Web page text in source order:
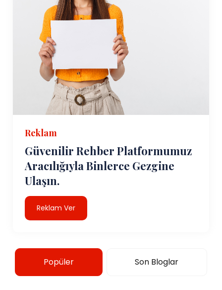
Reklam
Güvenilir Rehber Platformumuz
Aracılığıyla Binlerce Gezgine
Ulaşın.
Reklam Ver
Popüler Son Bloglar